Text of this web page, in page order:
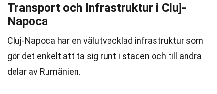
Transport och Infrastruktur i Cluj-
Napoca
Cluj-Napoca har en välutvecklad infrastruktur som
gör det enkelt att ta sig runt i staden och till andra
delar av Rumänien.